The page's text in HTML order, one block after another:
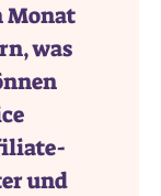
Monat
was
und